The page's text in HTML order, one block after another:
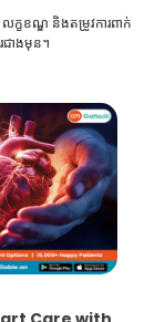
ខខណ្ឌ និងតម្រូវការពាក់
ជាងមុន។